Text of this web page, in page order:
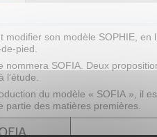
modifier son modèle SOPHIE,
pied.
nommera SOFIA. Deux
du modèle « SOFIA », il
partie des matières premières.